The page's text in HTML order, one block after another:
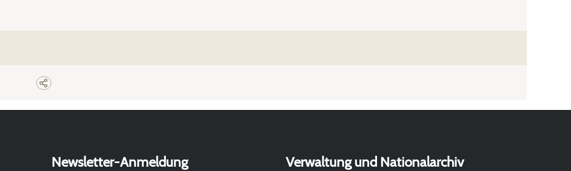
Newsletter-Anmeldung
Verwaltung und Nationalarchiv